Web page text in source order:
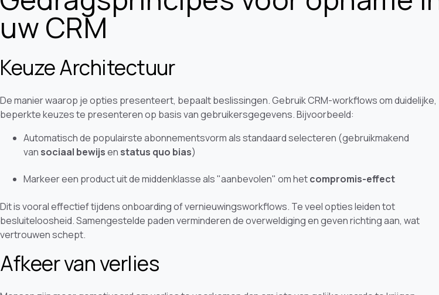
uw CRM
Keuze Architectuur
De manier waarop je opties presenteert, bepaalt beslissingen. Gebruik CRM-workflows om duidelijke,
beperkte keuzes te presenteren op basis van gebruikersgegevens. Bijvoorbeeld:
Automatisch de populairste abonnementsvorm als standaard selecteren (gebruikmakend
van sociaal bewijsen status quo bias)
Markeer een product uit de middenklasse als "aanbevolen" om hetcompromis-effect
Dit is vooral effectief tijdens onboarding of vernieuwingsworkflows. Te veel opties leiden tot
besluiteloosheid. Samengestelde paden verminderen de overweldiging en geven richting aan, wat
vertrouwen schept.
Afkeer van verlies